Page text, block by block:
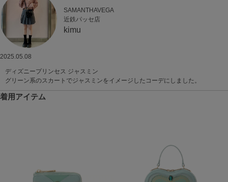
SAMANTHAVEGA
近鉄パッセ店
kimu
2025.05.08
ディズニープリンセス ジャスミン
グリーン系のスカートでジャスミンをイメージしたコーデにしました。
着用アイテム